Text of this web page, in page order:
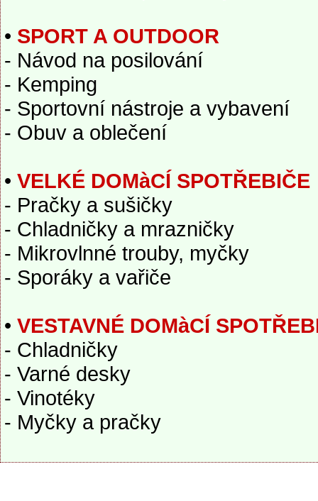
• SPORT A OUTDOOR
- Návod na posilování
- Kemping
- Sportovní nástroje a vybavení
- Obuv a oblečení
• VELKÉ DOMàCÍ SPOTŘEBIČE
- Pračky a sušičky
- Chladničky a mrazničky
- Mikrovlnné trouby, myčky
- Sporáky a vařiče
• VESTAVNÉ DOMàCÍ
- Chladničky
- Varné desky
- Vinotéky
- Myčky a pračky